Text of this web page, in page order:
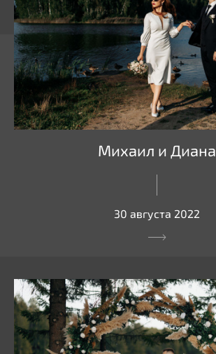
Михаил и Диана
30 августа 2022